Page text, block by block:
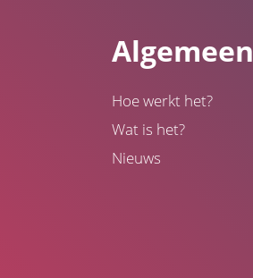
Algemeen
Hoe werkt het?
Wat is het?
Nieuws